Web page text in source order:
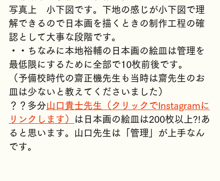
（色鉛筆や水彩では制作過程に違いが出ます）
写真上　小下図です。下地の感じが小下図で理
解できるので日本画を描くときの制作工程の確
認として大事な段階です。
・・ちなみに本地裕輔の日本画の絵皿は管理を
最低限にするために全部で10枚前後です。
（予備校時代の齋正機先生も当時は齋先生のお
皿は少ないと教えてくださいました）
？？多分 山口貴士先生（クリックでInstagramに
リンクします）
は日本画の絵皿は200枚以上?!あ
ると思います。山口先生は「管理」が上手なん